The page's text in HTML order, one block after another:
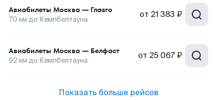
Авиабилеты Москва — Глазго
70 км до Кемпбелтауна от 21 383 ₽
Авиабилеты Москва — Белфаст
92 км до Кемпбелтауна от 25 067 ₽
Показать больше рейсов